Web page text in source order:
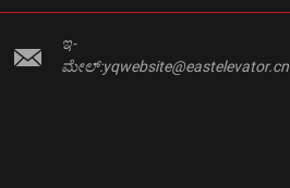
ಇ-
ಮೇಲ್:yqwebsite@eastelevator.cn